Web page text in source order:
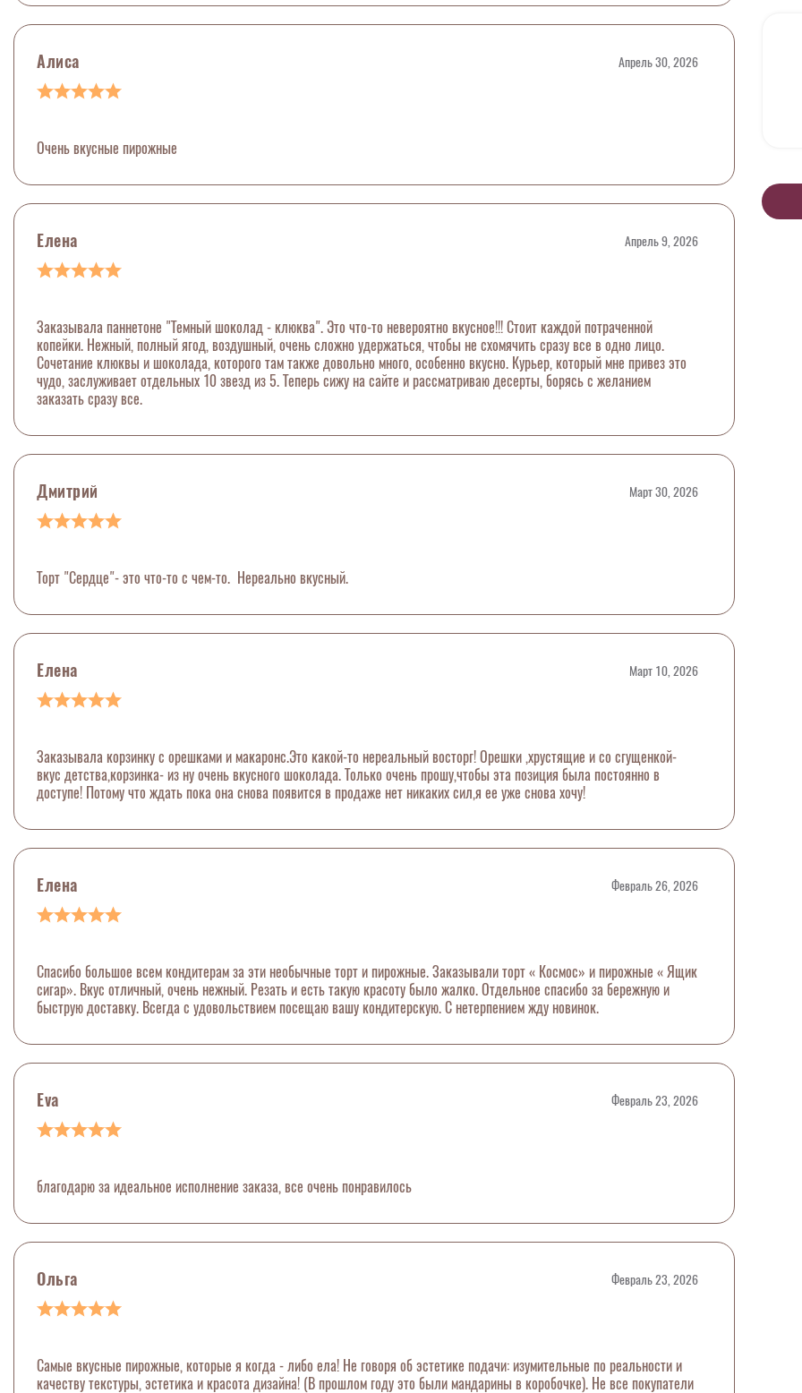
Алиса Апрель 30, 2026
Очень вкусные пирожные
Елена Апрель 9, 2026
Заказывала паннетоне "Темный шоколад - клюква". Это что-то невероятно вкусное!!! Стоит каждой потраченной
копейки. Нежный, полный ягод, воздушный, очень сложно удержаться, чтобы не схомячить сразу все в одно лицо.
Сочетание клюквы и шоколада, которого там также довольно много, особенно вкусно. Курьер, который мне привез это
чудо, заслуживает отдельных 10 звезд из 5. Теперь сижу на сайте и рассматриваю десерты, борясь с желанием
заказать сразу все.
Дмитрий Март 30, 2026
Торт "Сердце"- это что-то с чем-то. Нереально вкусный.
Елена Март 10, 2026
Заказывала корзинку с орешками и макаронс.Это какой-то нереальный восторг! Орешки ,хрустящие и со сгущенкой-
вкус детства,корзинка- из ну очень вкусного шоколада. Только очень прошу,чтобы эта позиция была постоянно в
доступе! Потому что ждать пока она снова появится в продаже нет никаких сил,я ее уже снова хочу!
Елена Февраль 26, 2026
Спасибо большое всем кондитерам за эти необычные торт и пирожные. Заказывали торт « Космос» и пирожные « Ящик
сигар». Вкус отличный, очень нежный. Резать и есть такую красоту было жалко. Отдельное спасибо за бережную и
быструю доставку. Всегда с удовольствием посещаю вашу кондитерскую. С нетерпением жду новинок.
Eva Февраль 23, 2026
благодарю за идеальное исполнение заказа, все очень понравилось
Ольга Февраль 23, 2026
Самые вкусные пирожные, которые я когда - либо ела! Не говоря об эстетике подачи: изумительные по реальности и
качеству текстуры, эстетика и красота дизайна! (В прошлом году это были мандарины в коробочке). Не все покупатели